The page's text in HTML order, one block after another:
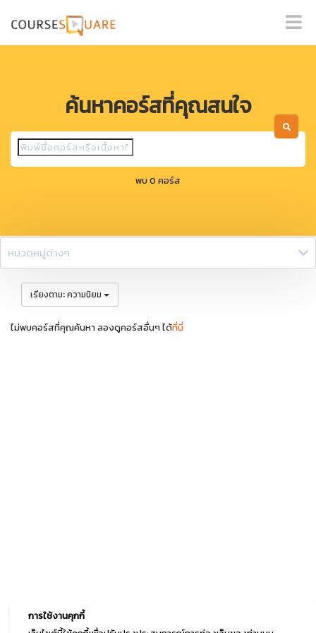
ค้นหาคอร์สที่คุณสนใจ
พบ 0 คอร์ส
หมวดหมู่ต่างๆ
เรียงตาม:ความนิยม
ไม่พบคอร์สที่คุณค้นหา ลองดูคอร์สอื่นๆ ได้ที่นี่
การใช้งานคุกกี้